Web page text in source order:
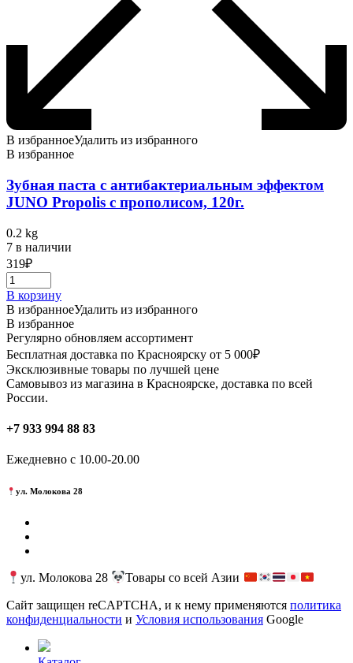
В избранноеУдалить из избранного
В избранное
Зубная паста с антибактериальным эффектом
JUNO Propolis с прополисом, 120г.
0.2 kg
7 в наличии
319₽
В корзину
В избранноеУдалить из избранного
В избранное
Регулярно обновляем ассортимент
Бесплатная доставка по Красноярску от 5 000₽
Эксклюзивные товары по лучшей цене
Самовывоз из магазина в Красноярске, доставка по всей
России.
+7 933 994 88 83
Ежедневно с 10.00-20.00
ул. Молокова 28
ул. Молокова 28
Товары со всей Азии
Сайт защищен reCAPTCHA, и к нему применяются политика
конфиденциальности и Условия использования Google